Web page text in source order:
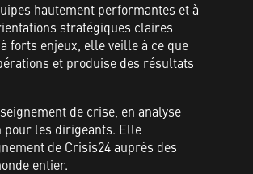
hautement performantes et à
stratégiques claires
forts enjeux, elle veille à ce que
et produise des résultats
de crise, en analyse
pour les dirigeants. Elle
de Crisis24 auprès des
entier.